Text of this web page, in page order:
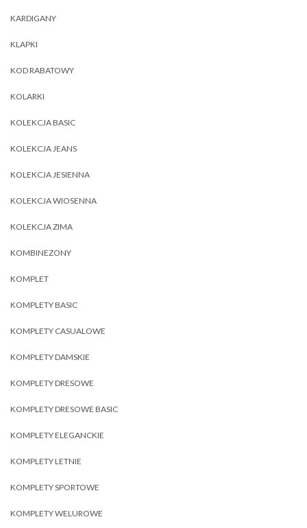
KARDIGANY
KLAPKI
KOD RABATOWY
KOLARKI
KOLEKCJA BASIC
KOLEKCJA JEANS
KOLEKCJA JESIENNA
KOLEKCJA WIOSENNA
KOLEKCJA ZIMA
KOMBINEZONY
KOMPLET
KOMPLETY BASIC
KOMPLETY CASUALOWE
KOMPLETY DAMSKIE
KOMPLETY DRESOWE
KOMPLETY DRESOWE BASIC
KOMPLETY ELEGANCKIE
KOMPLETY LETNIE
KOMPLETY SPORTOWE
KOMPLETY WELUROWE